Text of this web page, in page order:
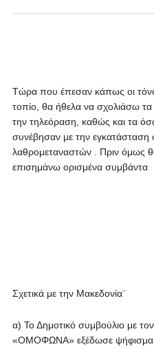
Τώρα που έπεσαν κάπως οι τόνοι
τοπίο, θα ήθελα να σχολιάσω τα
την τηλεόραση, καθώς και τα
συνέβησαν με την εγκατάσταση
λαθρομεταναστών . Πριν όμως
επισημάνω ορισμένα συμβάντα
Σχετικά με την Μακεδονία¨
α) Το Δημοτικό συμβούλιο με
«ΟΜΟΦΩΝΑ» εξέδωσε ψήφισμα